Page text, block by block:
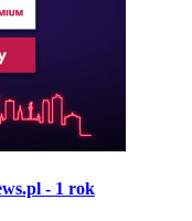
- 1 rok